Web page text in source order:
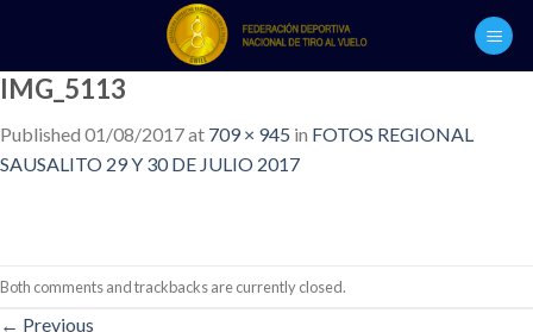
content
IMG_5113
Published 01/08/2017at 709 × 945 in FOTOS REGIONAL
SAUSALITO 29 Y 30 DE JULIO 2017
Both comments and trackbacks are currently closed.
← Previous